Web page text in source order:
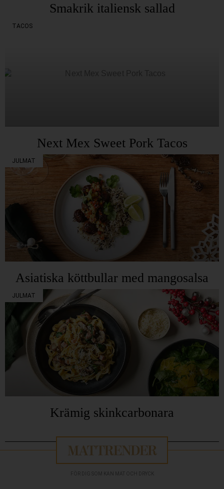
Smakrik italiensk sallad
TACOS
Next Mex Sweet Pork Tacos
JULMAT
Asiatiska köttbullar med mangosalsa
JULMAT
Krämig skinkcarbonara
FÖR DIG SOM KAN MAT OCH DRYCK